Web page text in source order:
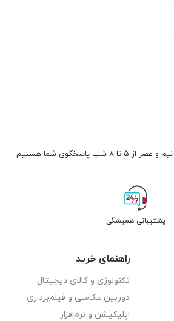
پشتیبانی همیشگی
راهنمای خرید
تکنولوژی و کالای دیجیتال
دوربین عکاسی و فیلم‌برداری
اپلیکیشن و نرم‌افزار